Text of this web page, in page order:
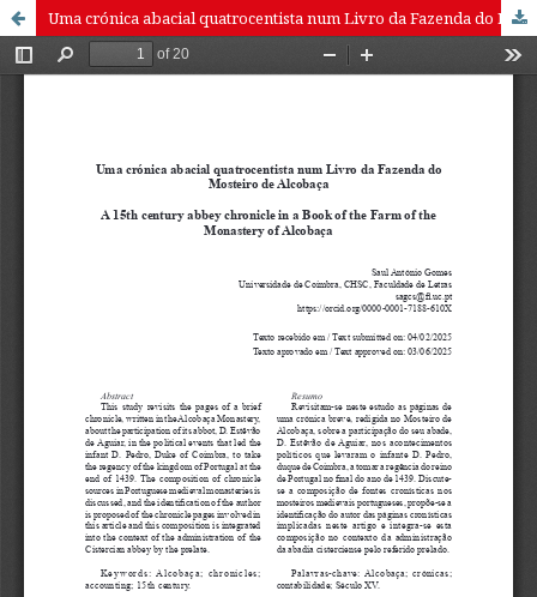
Uma crónica abacial quatrocentista num Livro da Fazenda do Mosteiro de Alcobaça